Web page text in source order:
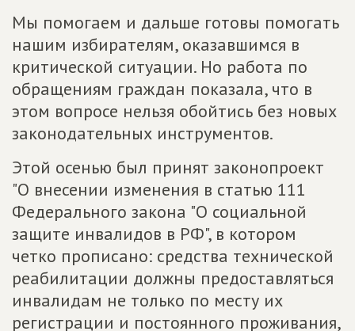
Мы помогаем и дальше готовы помогать
нашим избирателям, оказавшимся в
критической ситуации. Но работа по
обращениям граждан показала, что в
этом вопросе нельзя обойтись без новых
законодательных инструментов.
Этой осенью был принят законопроект
"О внесении изменения в статью 111
Федерального закона "О социальной
защите инвалидов в РФ", в котором
четко прописано: средства технической
реабилитации должны предоставляться
инвалидам не только по месту их
регистрации и постоянного проживания,